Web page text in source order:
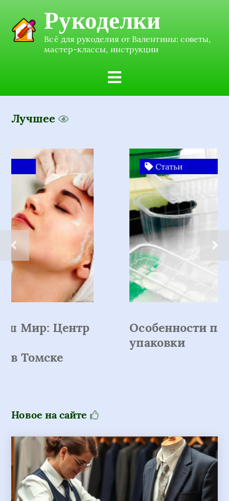
Рукоделки
Всё для рукоделия от Валентины: советы,
мастер-классы, инструкции
Лучшее
Статьи
Особенности пластиковой